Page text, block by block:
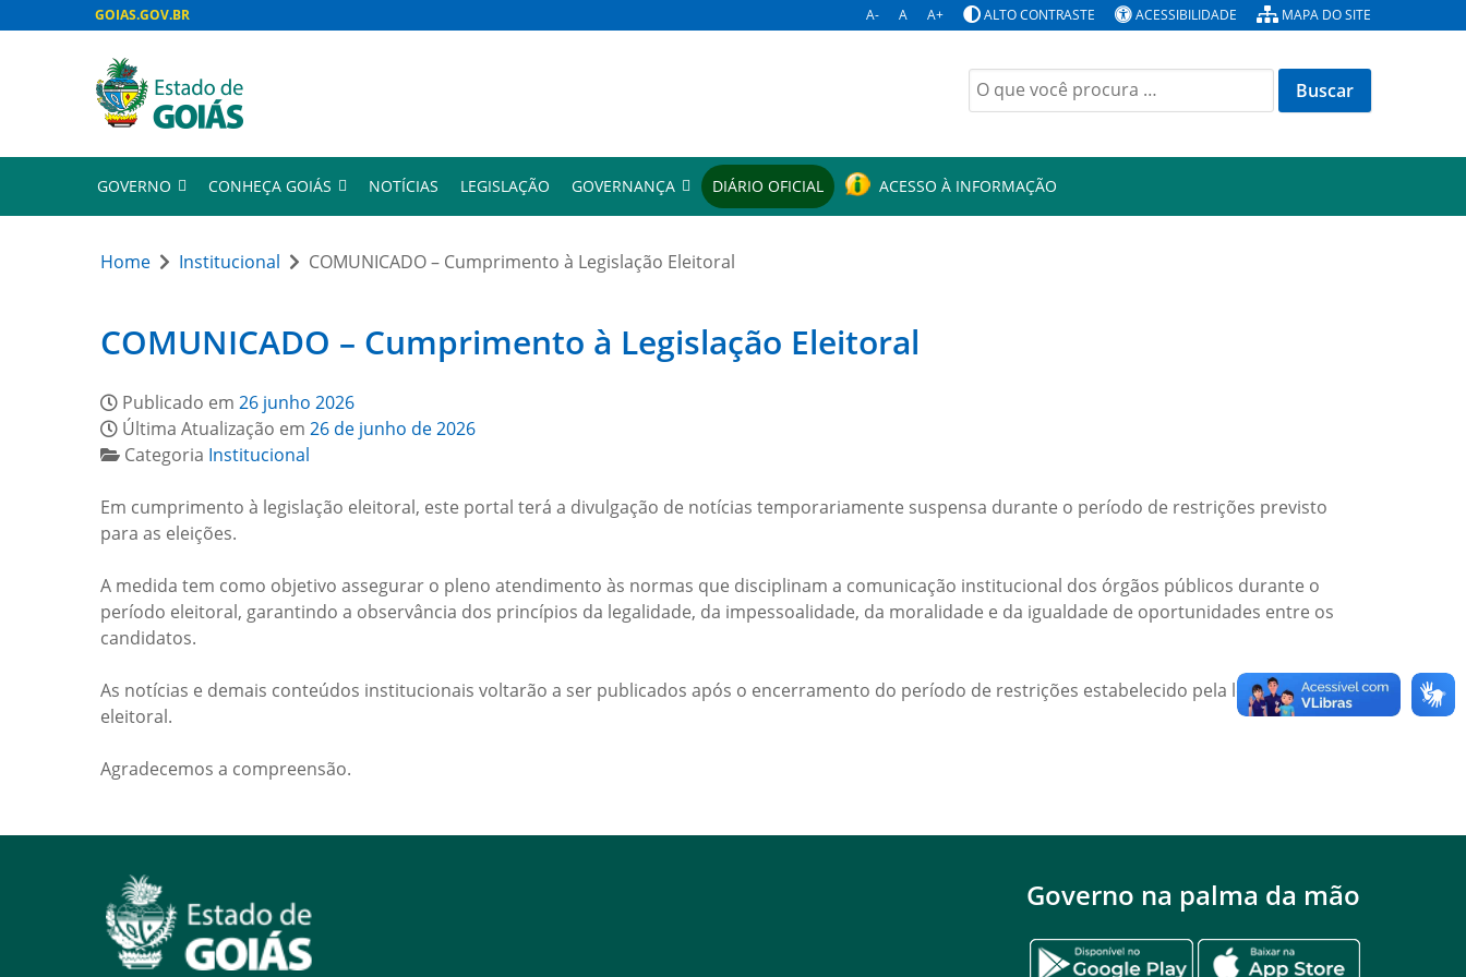
GOIAS.GOV.BR A- A A+ ALTO CONTRASTE ACESSIBILIDADE MAPA DO SITE
Buscar
por:
GOVERNO CONHEÇA GOIÁS NOTÍCIAS LEGISLAÇÃO GOVERNANÇA DIÁRIO OFICIAL ACESSO À INFORMAÇÃO
Home Institucional COMUNICADO – Cumprimento à Legislação Eleitoral
COMUNICADO – Cumprimento à Legislação Eleitoral
Publicado em 26 junho 2026
Última Atualização em 26 de junho de 2026
Categoria Institucional
Em cumprimento à legislação eleitoral, este portal terá a divulgação de notícias temporariamente suspensa durante o período de restrições previsto
para as eleições.
A medida tem como objetivo assegurar o pleno atendimento às normas que disciplinam a comunicação institucional dos órgãos públicos durante o
período eleitoral, garantindo a observância dos princípios da legalidade, da impessoalidade, da moralidade e da igualdade de oportunidades entre os
candidatos.
As notícias e demais conteúdos institucionais voltarão a ser publicados após o encerramento do período de restrições estabelecido pela legislação
eleitoral.
Agradecemos a compreensão.
Governo na palma da mão